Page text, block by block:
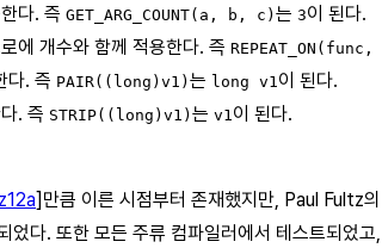
다. 즉 GET_ARG_COUNT(a, b, c) 는 3이 된다.
에 개수와 함께 적용한다. 즉
다. 즉 PAIR((long)v1) 는 long v1 이 된다.
. 즉 STRIP((long)v1) 는 v1 이 된다.
]만큼 이른 시점부터 존재했지만, Paul Fultz
었다. 또한 모든 주류 컴파일러에서 테스트되